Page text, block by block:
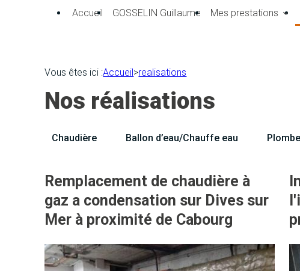
Accueil GOSSELIN Guillaume Mes prestations
Vous êtes ici :Accueil>realisations
Nos réalisations
Chaudière Ballon d’eau/Chauffe eau
Remplacement de chaudière à
gaz a condensation sur Dives sur
Mer à proximité de Cabourg
Panneau de gestion des cookies